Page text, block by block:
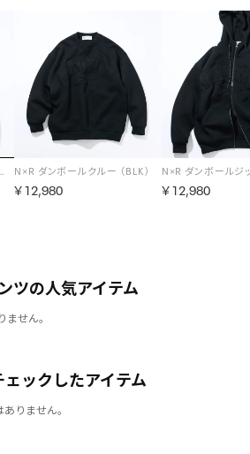
N×R ダンボールクルー （BLK）
￥12,980 ￥12,980
ツの人気アイテム
せん。
ックしたアイテム
りません。